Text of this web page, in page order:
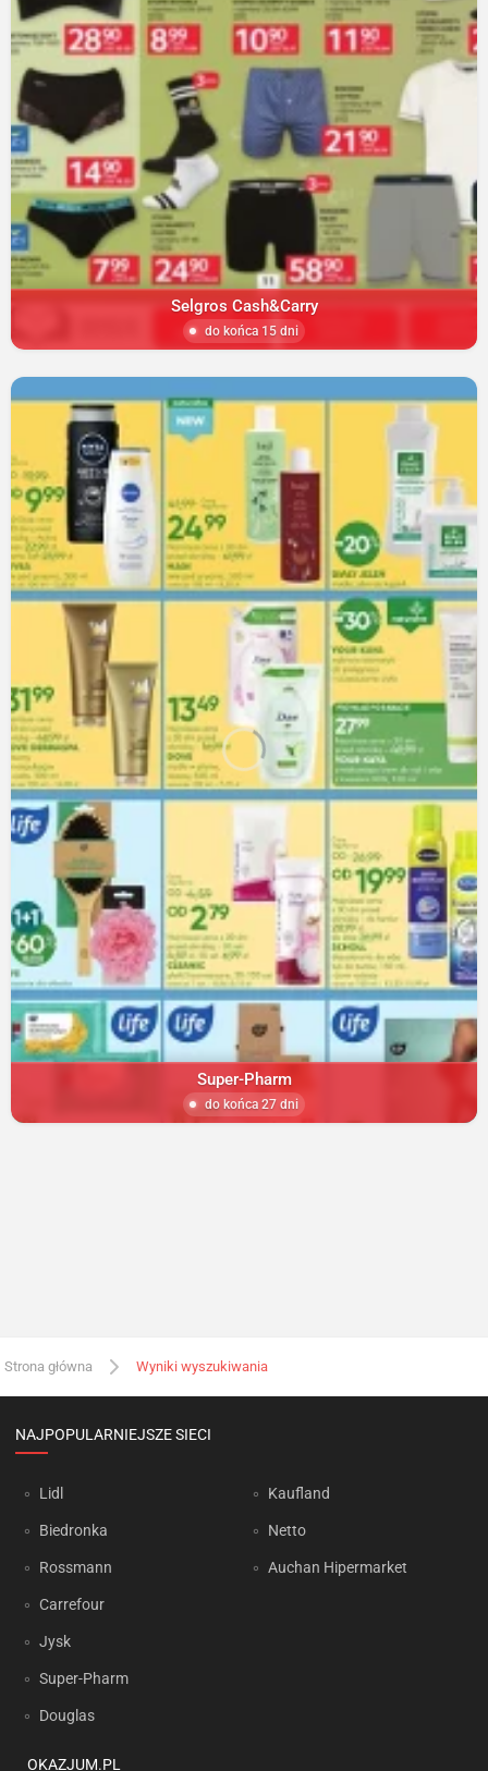
Selgros Cash&Carry
do końca 15 dni
Super-Pharm
do końca 27 dni
Strona główna Wyniki wyszukiwania
NAJPOPULARNIEJSZE SIECI
Lidl
Biedronka
Rossmann
Carrefour
Jysk
Super-Pharm
Douglas
Kaufland
Netto
Auchan Hipermarket
OKAZJUM.PL